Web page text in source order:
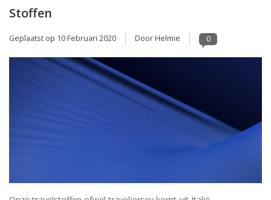
A story about
Blog
Stoffen
Geplaatst op 10 Februari 2020 Door Helmie 0